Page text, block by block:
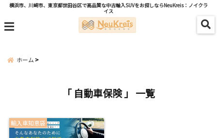
横浜市、川崎市、東京都世田谷区で高品質な中古輸入SUVをお探しならNeuKreis：ノイクラ
イス
menu
ホーム
「 自動車保険 」 一覧
輸入車知恵袋